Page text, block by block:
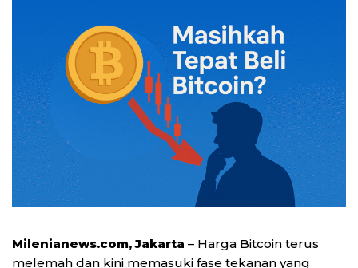
Milenianews.com, Jakarta – Harga Bitcoin terus
melemah dan kini memasuki fase tekanan yang